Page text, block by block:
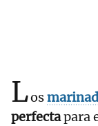
Los
perfectapara